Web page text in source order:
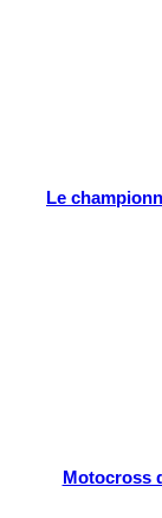
Le
Motocross